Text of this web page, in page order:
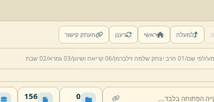
למעלה ראשי רענן העתק קישור
לפי שם/01 הרב יצחק שלמה זילברמן/ 06 קריאה ושינון/ 03 גמרא/ 02 שבת
0
156
16/06/2026 22:35
16/06/2026 22:35
16/06/2026 22:35
16/06/2026 22:35